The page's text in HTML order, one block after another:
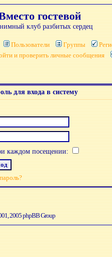
гостевой
клуб разбитых сердец
Пользователи Группы
и проверить личные сообщения
для входа в систему
каждом посещении:
2005 phpBB Group